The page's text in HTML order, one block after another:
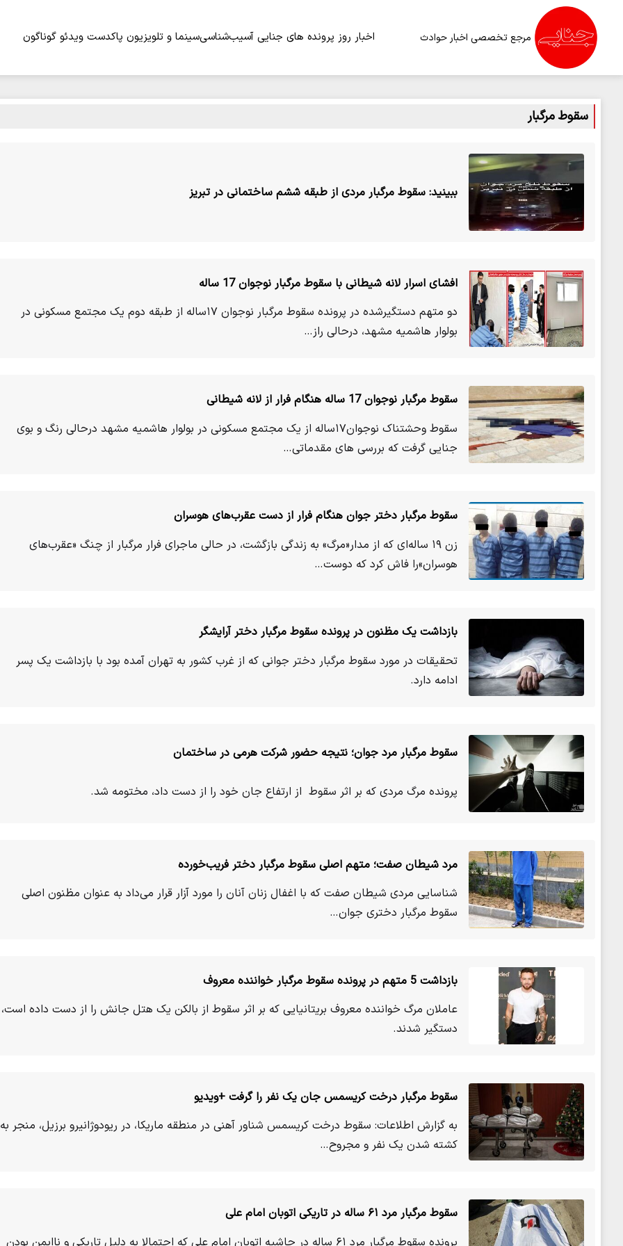
مرجع تخصصی اخبار حوادث اخبار روز پرونده های جنایی آسیب‌شناسیسینما و تلویزیون پاکدست ویدئو گوناگون
سقوط مرگبار
ببینید: سقوط مرگبار مردی از طبقه ششم ساختمانی در تبریز
افشای اسرار لانه شیطانی با سقوط مرگبار نوجوان 17 ساله
دو متهم دستگیرشده در پرونده سقوط مرگبار نوجوان ۱۷ساله از طبقه دوم یک مجتمع مسکونی در
بولوار هاشمیه مشهد، درحالی راز…
سقوط مرگبار نوجوان 17 ساله هنگام فرار از لانه شیطانی
سقوط وحشتناک نوجوان۱۷ساله از یک مجتمع مسکونی در بولوار هاشمیه مشهد درحالی رنگ و بوی
جنایی گرفت که بررسی های مقدماتی…
سقوط مرگبار دختر جوان هنگام فرار از دست عقرب‌های هوسران
زن ۱۹ ساله‌ای که از مدار«مرگ» به زندگی بازگشت، در حالی ماجرای فرار مرگبار از چنگ «عقرب‌های
هوسران»را فاش کرد که دوست…
بازداشت یک مظنون در پرونده سقوط مرگبار دختر آرایشگر
تحقیقات در مورد سقوط مرگبار دختر جوانی که از غرب کشور به تهران آمده بود با بازداشت یک پسر
ادامه دارد.
سقوط مرگبار مرد جوان؛ نتیجه حضور شرکت هرمی در ساختمان
پرونده مرگ مردی که بر اثر سقوط از ارتفاع جان خود را از دست داد، مختومه شد.
مرد شیطان صفت؛ متهم اصلی سقوط مرگبار دختر فریب‌خورده
شناسایی مردی شیطان صفت که با اغفال زنان آنان را مورد آزار قرار می‌داد به عنوان مظنون اصلی
سقوط مرگبار دختری جوان…
بازداشت 5 متهم در پرونده سقوط مرگبار خواننده معروف
عاملان مرگ خواننده معروف بریتانیایی که بر اثر سقوط از بالکن یک هتل جانش را از دست داده است،
دستگیر شدند.
سقوط مرگبار درخت کریسمس جان یک نفر را گرفت +ویدیو
به گزارش اطلاعات: سقوط درخت کریسمس شناور آهنی در منطقه ماریکا، در ریودوژانیرو برزیل، منجر به
کشته شدن یک نفر و مجروح…
سقوط مرگبار مرد ۶۱ ساله در تاریکی اتوبان امام علی
پرونده سقوط مرگبار مرد ۶۱ ساله در حاشیه اتوبان امام علی که احتمالا به دلیل تاریکی و ناایمن بودن